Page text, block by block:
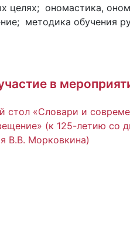
целях; ономастика,
методика обучения
в
стол «Словари и
(к 125-летию
В.В. Морковкина)